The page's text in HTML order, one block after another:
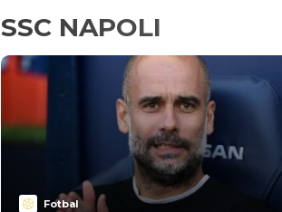
SSC NAPOLI
Fotbal